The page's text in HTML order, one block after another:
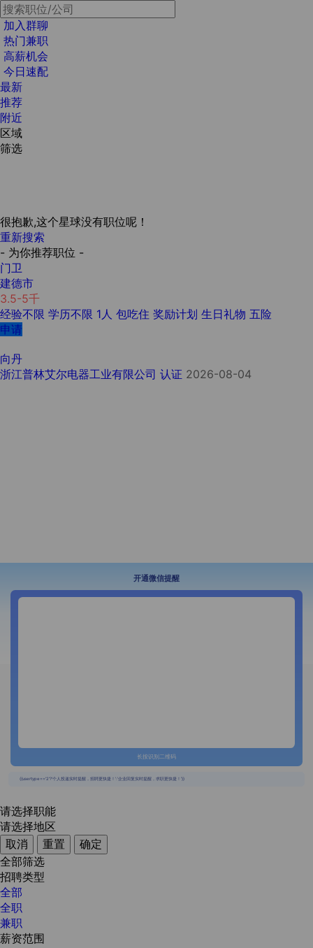
加入群聊
热门兼职
高薪机会
今日速配
最新
推荐
附近
区域
筛选
很抱歉,这个星球没有职位呢！
重新搜索
- 为你推荐职位 -
门卫
建德市
3.5-5千
经验不限 学历不限 1人 包吃住 奖励计划 生日礼物 五险
申请
向丹
浙江普林艾尔电器工业有限公司 认证 2026-08-04
开通微信提醒
长按识别二维码
{{usertype=='2'?'个人投递实时提醒，招聘更快捷！':'企业回复实时提醒，求职更快捷！'}}
请选择职能
请选择地区
取消
重置
确定
全部筛选
招聘类型
全部
全职
兼职
薪资范围